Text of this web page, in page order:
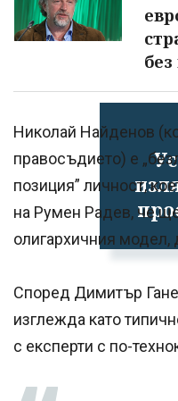
Николай Найденов
правосъдието) е
позиция” личност,
на Румен Радев, че
олигархичния модел,
Според Димитър
изглежда като
с експерти с по-